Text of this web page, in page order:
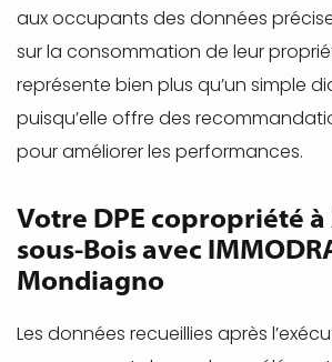
aux occupants des données
sur la consommation de leur
représente bien plus qu’un simple
puisqu’elle offre des
pour améliorer les performances.
Votre DPE copropriété
sous-Bois avec
Mondiagno
Les données recueillies après